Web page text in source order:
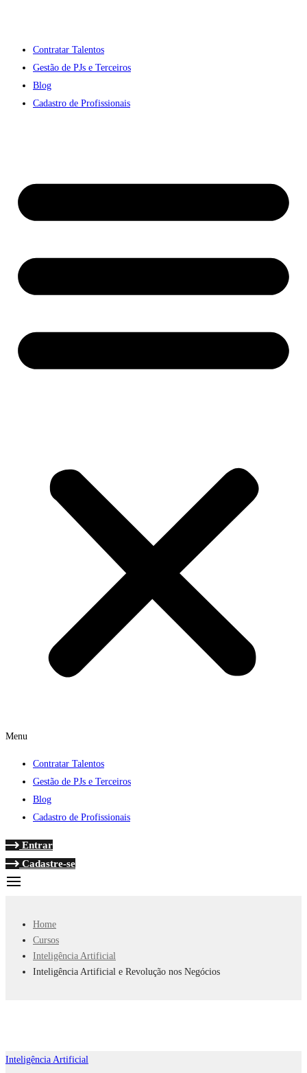
Contratar Talentos
Gestão de PJs e Terceiros
Blog
Cadastro de Profissionais
Menu
Contratar Talentos
Gestão de PJs e Terceiros
Blog
Cadastro de Profissionais
Entrar
Cadastre-se
Home
Cursos
Inteligência Artificial
Inteligência Artificial e Revolução nos Negócios
Inteligência Artificial